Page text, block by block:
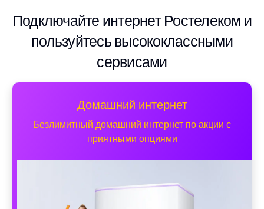
Подключайте интернет Ростелеком и
пользуйтесь высококлассными
сервисами
Домашний интернет
Безлимитный домашний интернет по акции с
приятными опциями